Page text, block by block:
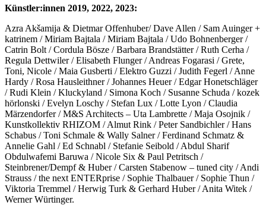
Künstler:innen 2019, 2022, 2023:
Azra Akšamija & Dietmar Offenhuber/ Dave Allen / Sam Auinger +
katrinem / Miriam Bajtala / Miriam Bajtala / Udo Bohnenberger /
Catrin Bolt / Cordula Bösze / Barbara Brandstätter / Ruth Cerha /
Regula Dettwiler / Elisabeth Flunger / Andreas Fogarasi / Grete,
Toni, Nicole / Maia Gusberti / Elektro Guzzi / Judith Fegerl / Anne
Hardy / Rosa Hausleithner / Johannes Heuer / Edgar Honetschläger
/ Rudi Klein / Kluckyland / Simona Koch / Susanne Schuda / kozek
hörlonski / Evelyn Loschy / Stefan Lux / Lotte Lyon / Claudia
Märzendorfer / M&S Architects – Uta Lambrette / Maja Osojnik /
Kunstkollektiv RHIZOM / Almut Rink / Peter Sandbichler / Hans
Schabus / Toni Schmale & Wally Salner / Ferdinand Schmatz &
Annelie Gahl / Ed Schnabl / Stefanie Seibold / Abdul Sharif
Obdulwafemi Baruwa / Nicole Six & Paul Petritsch /
Steinbrener/Dempf & Huber / Carsten Stabenow – tuned city / Andi
Strauss / the next ENTERprise / Sophie Thalbauer / Sophie Thun /
Viktoria Tremmel / Herwig Turk & Gerhard Huber / Anita Witek /
Werner Würtinger.